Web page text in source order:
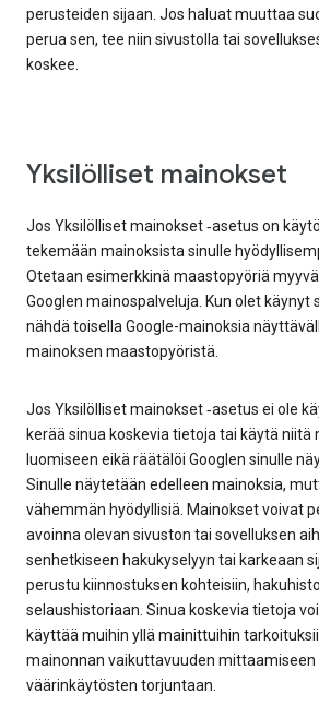
perusteiden sijaan. Jos haluat muuttaa
perua sen, tee niin sivustolla tai
koskee.
Yksilölliset mainokset
Jos Yksilölliset mainokset ‑asetus on
tekemään mainoksista sinulle
Otetaan esimerkkinä maastopyöriä
Googlen mainospalveluja. Kun olet käynyt
nähdä toisella Google-mainoksia
mainoksen maastopyöristä.
Jos Yksilölliset mainokset ‑asetus ei ole
kerää sinua koskevia tietoja tai käytä niitä
luomiseen eikä räätälöi Googlen sinulle
Sinulle näytetään edelleen mainoksia,
vähemmän hyödyllisiä. Mainokset voivat
avoinna olevan sivuston tai sovelluksen
senhetkiseen hakukyselyyn tai karkeaan
perustu kiinnostuksen kohteisiin,
selaushistoriaan. Sinua koskevia tietoja
käyttää muihin yllä mainittuihin
mainonnan vaikuttavuuden mittaamiseen
väärinkäytösten torjuntaan.